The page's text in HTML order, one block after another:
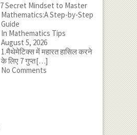
7 Secret Mindset to Master
Mathematics:A Step-by-Step
Guide
In Mathematics Tips
August 5, 2026
1.मैथेमेटिक्स में महारत हासिल करने
के लिए 7 गुप्त[…]
No Comments